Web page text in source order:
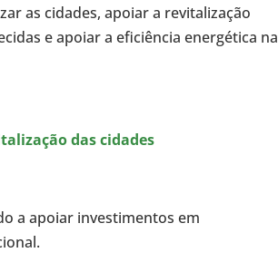
as cidades, apoiar a revitalização
e apoiar a eficiência energética na
das cidades
a apoiar investimentos em